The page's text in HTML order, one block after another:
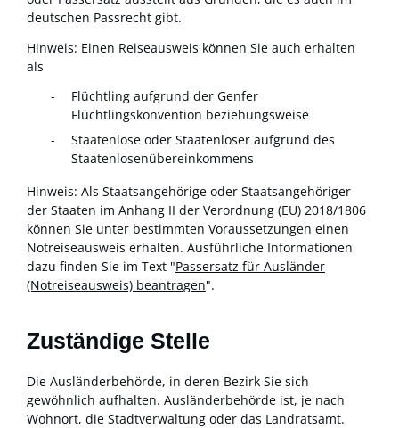
deutschen Passrecht gibt.
Hinweis: Einen Reiseausweis können Sie auch erhalten
als
Flüchtling aufgrund der Genfer
Flüchtlingskonvention beziehungsweise
Staatenlose oder Staatenloser aufgrund des
Staatenlosenübereinkommens
Hinweis: Als Staatsangehörige oder Staatsangehöriger
der Staaten im Anhang II der Verordnung (EU) 2018/1806
können Sie unter bestimmten Voraussetzungen einen
Notreiseausweis erhalten. Ausführliche Informationen
dazu finden Sie im Text "Passersatz für Ausländer
(Notreiseausweis) beantragen".
Zuständige Stelle
Die Ausländerbehörde, in deren Bezirk Sie sich
gewöhnlich aufhalten. Ausländerbehörde ist, je nach
Wohnort, die Stadtverwaltung oder das Landratsamt.